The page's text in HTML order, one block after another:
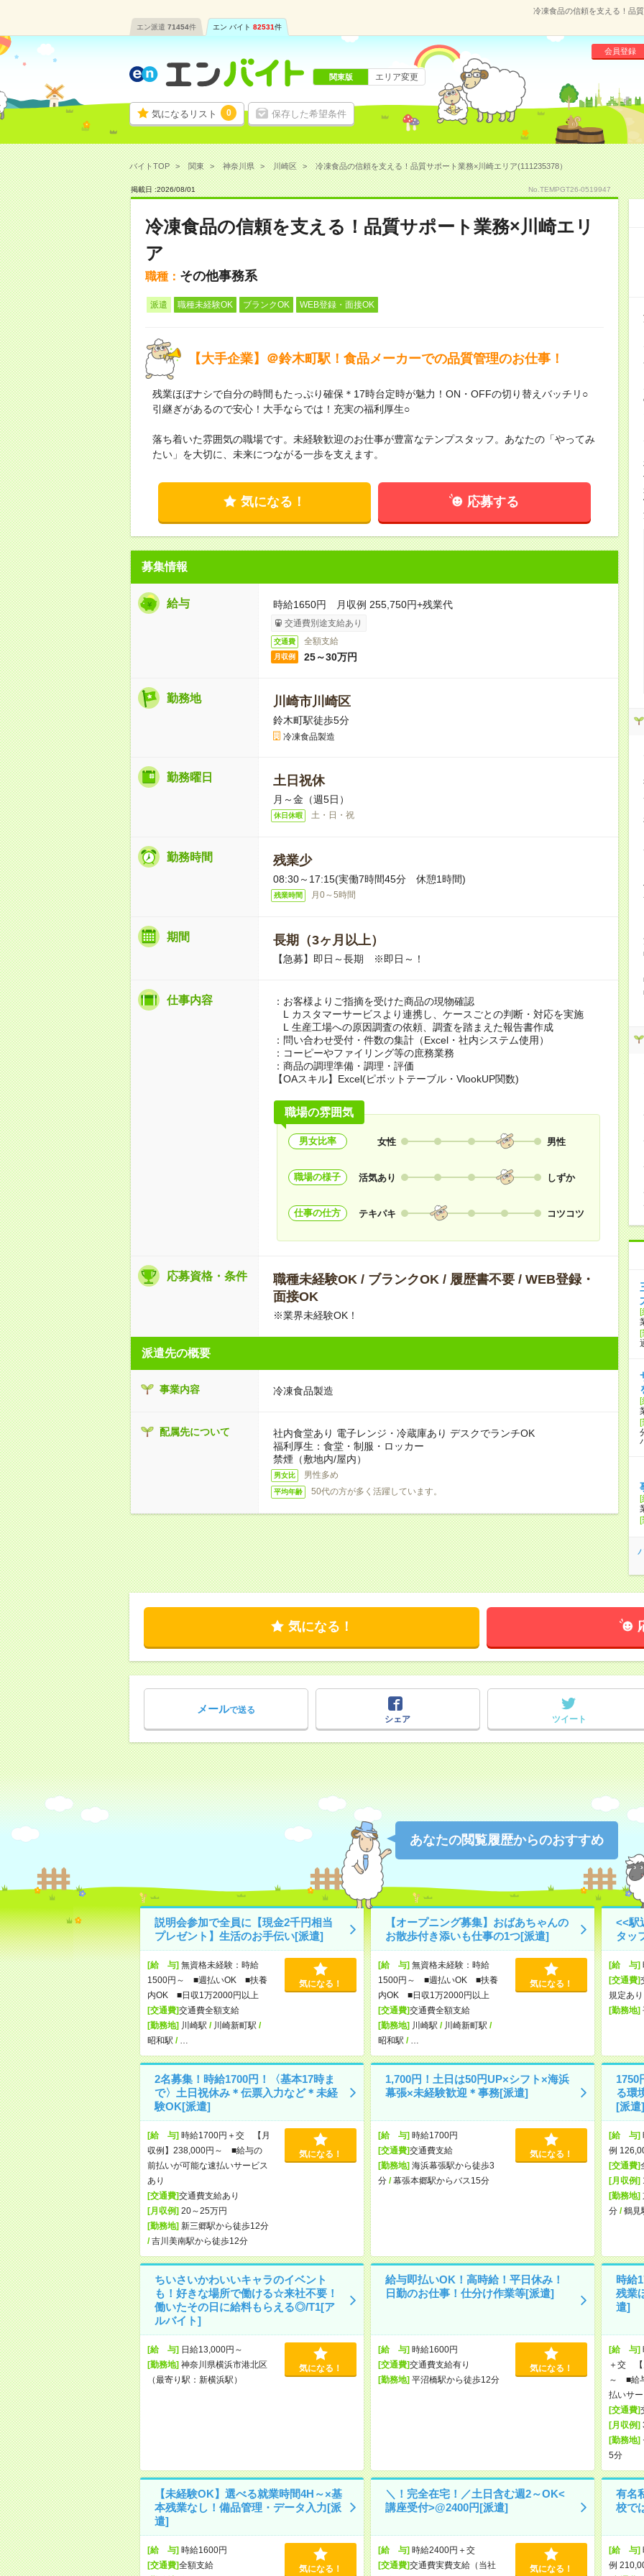
冷凍食品の信頼を支える！品
エン派遣 71454件 エン バイト 82531件
気になるリスト 0 保存した希望条件
会員登録
関東版 エリア変更
バイトTOP 関東 神奈川県 川崎区 冷凍食品の信頼を支える！品質サポート業務×川崎エリア(111235378）
掲載日 :2026/08/01 No.TEMPGT26-0519947
冷凍食品の信頼を支える！品質サポート業務×川崎エリ
ア
職種： その他事務系
派遣 職種未経験OK ブランクOK WEB登録・面接OK
【大手企業】＠鈴木町駅！食品メーカーでの品質管理のお仕事！
残業ほぼナシで自分の時間もたっぷり確保＊17時台定時が魅力！ON・OFFの切り替えバッチリ○
引継ぎがあるので安心！大手ならでは！充実の福利厚生○
落ち着いた雰囲気の職場です。未経験歓迎のお仕事が豊富なテンプスタッフ。あなたの「やってみ
たい」を大切に、未来につながる一歩を支えます。
気になる！ 応募する
募集情報
給与 時給1650円 月収例 255,750円+残業代
交通費別途支給あり
交通費 全額支給
月収例 25～30万円
勤務地 川崎市川崎区
鈴木町駅徒歩5分
冷凍食品製造
勤務曜日 土日祝休
月～金（週5日）
休日休暇 土・日・祝
勤務時間 残業少
08:30～17:15(実働7時間45分 休憩1時間)
残業時間 月0～5時間
期間 長期（3ヶ月以上）
【急募】即日～長期 ※即日～！
仕事内容
：お客様よりご指摘を受けた商品の現物確認
L カスタマーサービスより連携し、ケースごとの判断・対応を実施
L 生産工場への原因調査の依頼、調査を踏まえた報告書作成
：問い合わせ受付・件数の集計（Excel・社内システム使用）
：コーピーやファイリング等の庶務業務
：商品の調理準備・調理・評価
【OAスキル】Excel(ピボットテーブル・VlookUP関数)
職場の雰囲気
男女比率 女性 男性
職場の様子 活気あり しずか
仕事の仕方 テキパキ コツコツ
応募資格・条件
職種未経験OK / ブランクOK / 履歴書不要 / WEB登録・
面接OK
※業界未経験OK！
派遣先の概要
事業内容 冷凍食品製造
配属先について
社内食堂あり 電子レンジ・冷蔵庫あり デスクでランチOK
福利厚生：食堂・制服・ロッカー
禁煙（敷地内/屋内）
男女比 男性多め
平均年齢 50代の方が多く活躍しています。
[
[
[
[
[
[
気になる！
メールで送る
シェア
ツイート
あなたの閲覧履歴からのおすすめ
説明会参加で全員に【現金2千円相当
プレゼント】生活のお手伝い[派遣]
[給 与]無資格未経験：時給
1500円～ ■週払いOK ■扶養
内OK ■日収1万2000円以上
[交通費]交通費全額支給
[勤務地]川崎駅 / 川崎新町駅 /
昭和駅 /
気になる！
【オープニング募集】おばあちゃんの
お散歩付き添いも仕事の1つ[派遣]
[給 与]無資格未経験：時給
1500円～ ■週払いOK ■扶養
内OK ■日収1万2000円以上
[交通費]交通費全額支給
[勤務地]川崎駅 / 川崎新町駅 /
昭和駅 /
気になる！
<<駅
タッ
[給 与]
[交通費]
規定あ
[勤務地]
2名募集！時給1700円！〈基本17時ま
で〉土日祝休み＊伝票入力など＊未経
験OK[派遣]
[給 与]時給1700円＋交 【月
収例】238,000円～ ■給与の
前払いが可能な速払いサービス
あり
[交通費]交通費支給あり
[月収例]20～25万円
[勤務地]新三郷駅から徒歩12分
/吉川美南駅から徒歩12分
気になる！
1,700円！土日は50円UP×シフト×海浜
幕張×未経験歓迎＊事務[派遣]
[給 与]時給1700円
[交通費]交通費支給
[勤務地]海浜幕張駅から徒歩3
分/幕張本郷駅からバス15分
気になる！
1750
る環
[派遣]
[給 与]
例
[交通費]
[月収例]
[勤務地]
分/鶴見
ちいさいかわいいキャラのイベント
も！好きな場所で働ける☆来社不要！
働いたその日に給料もらえる◎/T1[ア
ルバイト]
[給 与]日給13,000円～
[勤務地]神奈川県横浜市港北区
（最寄り駅：新横浜駅）
気になる！
給与即払いOK！高時給！平日休み！
日勤のお仕事！仕分け作業等[派遣]
[給 与]時給1600円
[交通費]交通費支給有り
[勤務地]平沼橋駅から徒歩12分
気になる！
時給
残業
遣]
[給 与]
＋交 【
～ ■給
払いサ
[交通費]
[月収例]
[勤務地]
5分
【未経験OK】選べる就業時間4H～×基
本残業なし！備品管理・データ入力[派
遣]
[給 与]時給1600円
[交通費]全額支給
気になる！
＼！完全在宅！／土日含む週2～OK<
講座受付>@2400円[派遣]
[給 与]時給2400円＋交
[交通費]交通費実費支給（当社
気になる！
有名
校で
[給 与]
例